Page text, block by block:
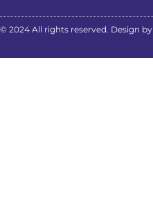
© 2024 All rights reserved. Design by